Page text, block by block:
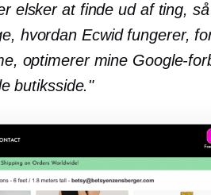
elsker at finde ud af ting,
hvordan Ecwid fungerer,
optimerer mine Google-
butiksside."